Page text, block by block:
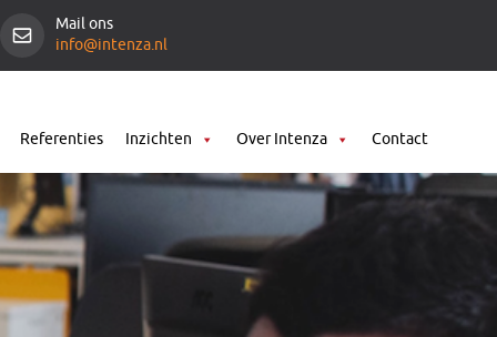
Mail ons
info@intenza.nl
Referenties Inzichten Over Intenza Contact